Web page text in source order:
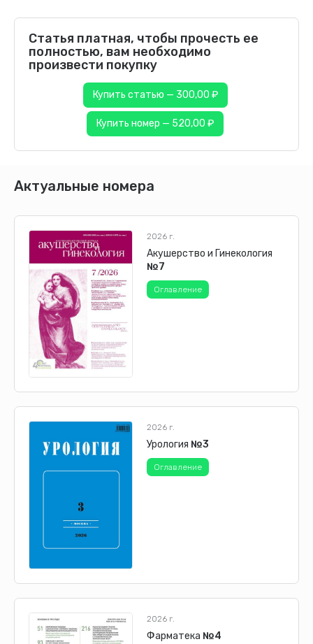
Статья платная, чтобы прочесть ее
полностью, вам необходимо
произвести покупку
Купить статью — 300,00 ₽
Купить номер — 520,00 ₽
Актуальные номера
2026 г.
Акушерство и Гинекология
№7
Оглавление
2026 г.
Урология №3
Оглавление
2026 г.
Фарматека №4